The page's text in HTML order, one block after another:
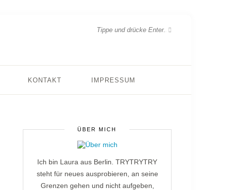
KONTAKT IMPRESSUM
ÜBER MICH
Ich bin Laura aus Berlin. TRYTRYTRY
steht für neues ausprobieren, an seine
Grenzen gehen und nicht aufgeben,